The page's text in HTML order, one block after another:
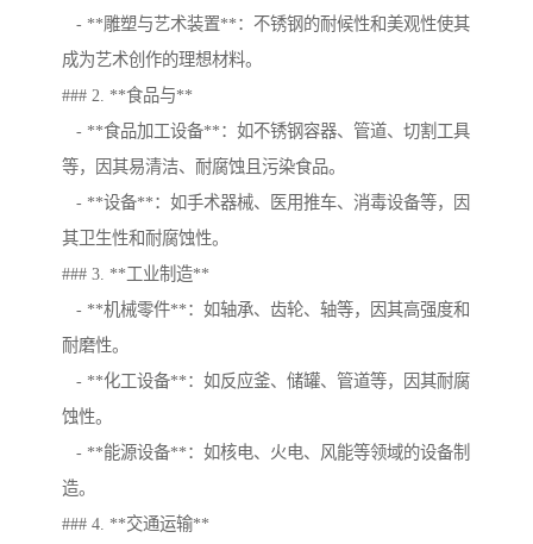
- **雕塑与艺术装置**：不锈钢的耐候性和美观性使其
成为艺术创作的理想材料。
### 2. **食品与**
- **食品加工设备**：如不锈钢容器、管道、切割工具
等，因其易清洁、耐腐蚀且污染食品。
- **设备**：如手术器械、医用推车、消毒设备等，因
其卫生性和耐腐蚀性。
### 3. **工业制造**
- **机械零件**：如轴承、齿轮、轴等，因其高强度和
耐磨性。
- **化工设备**：如反应釜、储罐、管道等，因其耐腐
蚀性。
- **能源设备**：如核电、火电、风能等领域的设备制
造。
### 4. **交通运输**